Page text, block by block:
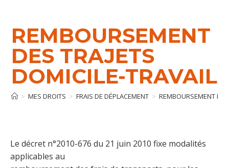
REMBOURSEMENT
DES TRAJETS
DOMICILE-TRAVAIL
> MES DROITS > FRAIS DE DÉPLACEMENT > REMBOURSEMENT
Le décret n°2010-676 du 21 juin 2010 fixe modalités
applicables au